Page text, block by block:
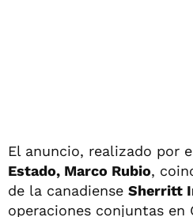
El anuncio, realizado por
Estado, Marco Rubio,
de la canadiense Sherritt
operaciones conjuntas en